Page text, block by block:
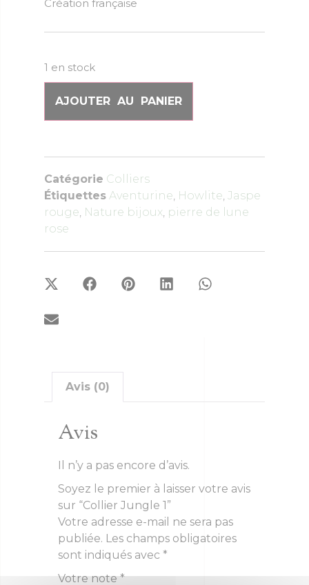
Création française
1 en stock
AJOUTER AU PANIER
Catégorie Colliers
Étiquettes Aventurine, Howlite, Jaspe
rouge, Nature bijoux, pierre de lune
rose
Avis (0)
Avis
Il n’y a pas encore d’avis.
Soyez le premier à laisser votre avis
sur “Collier Jungle 1”
Votre adresse e-mail ne sera pas
publiée. Les champs obligatoires
sont indiqués avec *
Votre note*